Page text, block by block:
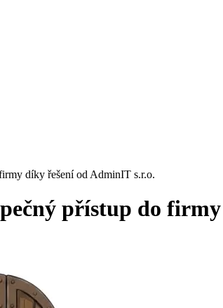
díky řešení od AdminIT s.r.o.
přístup do